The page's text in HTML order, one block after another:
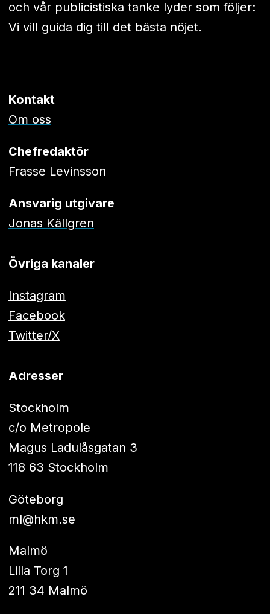
och vår publicistiska tanke lyder som följer:
Vi vill guida dig till det bästa nöjet.
Kontakt
Om oss
Chefredaktör
Frasse Levinsson
Ansvarig utgivare
Jonas Källgren
Övriga kanaler
Instagram
Facebook
Twitter/X
Adresser
Stockholm
c/o Metropole
Magus Ladulåsgatan 3
118 63 Stockholm
Göteborg
ml@hkm.se
Malmö
Lilla Torg 1
211 34 Malmö